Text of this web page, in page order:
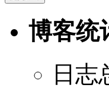
博客统
日志